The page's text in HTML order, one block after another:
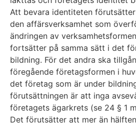
Att bevara identiteten
den affärsverksamhet som
ändringen av
fortsätter på samma sätt i det
bildning. För det andra ska
föregående företagsformen i
det företag som är under
förutsättningen är att inga
företagets ägarkrets (se 24 § 1
Det förutsätter att mer än